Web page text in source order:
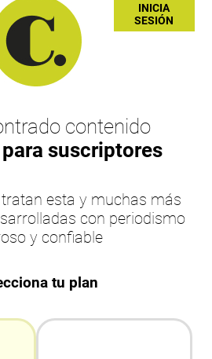
INICIA
SESIÓN
contenido
suscriptores
tratan esta y muchas más
con periodismo
y confiable
tu plan